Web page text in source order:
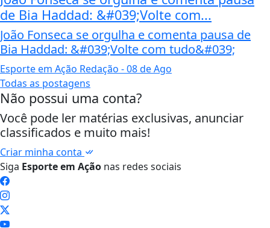
de Bia Haddad: &#039;Volte com...
João Fonseca se orgulha e comenta pausa de
Bia Haddad: &#039;Volte com tudo&#039;
Esporte em Ação Redação - 08 de Ago
Todas as postagens
Não possui uma conta?
Você pode ler matérias exclusivas, anunciar
classificados e muito mais!
Criar minha conta
Siga Esporte em Ação nas redes sociais